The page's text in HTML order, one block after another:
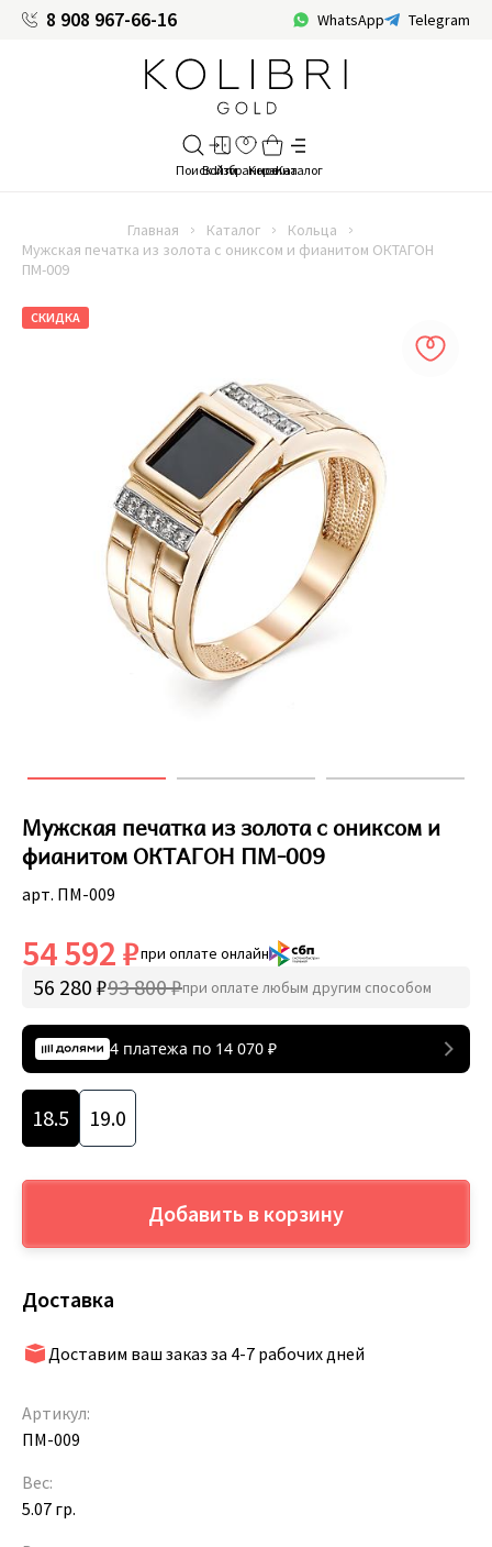
8 908 967-66-16 WhatsApp Telegram
Главная Каталог
Кольца
Мужская печатка из золота с ониксом и фианитом ОКТАГОН
ПМ-009
СКИДКА
Мужская печатка из золота с ониксом и
фианитом ОКТАГОН ПМ-009
арт. ПМ-009
54 592 ₽при оплате онлайн
56 280 ₽93 800 ₽при оплате любым другим способом
4 платежа по 14 070 ₽
18.5 19.0
Добавить в корзину
Доставка
Доставим ваш заказ за 4-7 рабочих дней
Артикул:
ПМ-009
Вес:
5.07 гр.